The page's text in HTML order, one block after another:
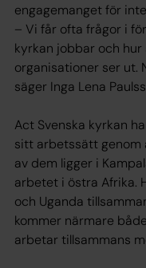
engagemanget för
– Vi får ofta frågor i
kyrkan jobbar och
organisationer ser ut.
säger Inga Lena
Act Svenska kyrkan
sitt arbetssätt genom
av dem ligger i
arbetet i östra Afrika.
och Uganda
kommer närmare
arbetar tillsammans